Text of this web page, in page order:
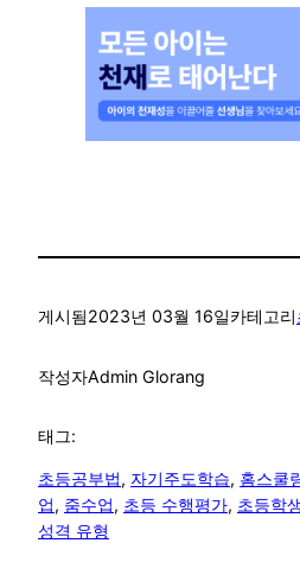
게시됨2023년 03월 16일카테고리
작성자Admin Glorang
태그:
초등공부법, 자기주도학습, 홈스쿨
업, 줌수업, 초등 수행평가, 초등학
성격 유형